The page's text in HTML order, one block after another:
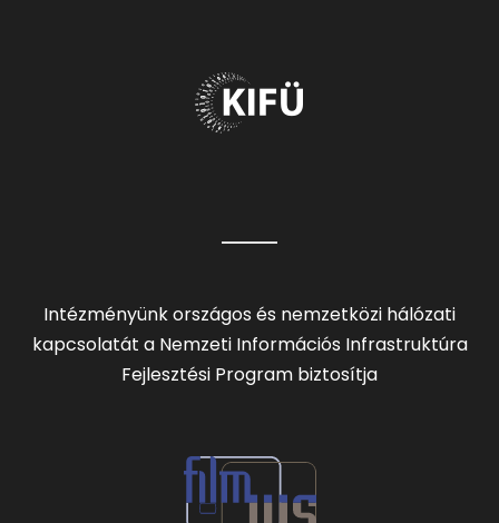
Intézményünk országos és nemzetközi hálózati
kapcsolatát a Nemzeti Információs Infrastruktúra
Fejlesztési Program biztosítja